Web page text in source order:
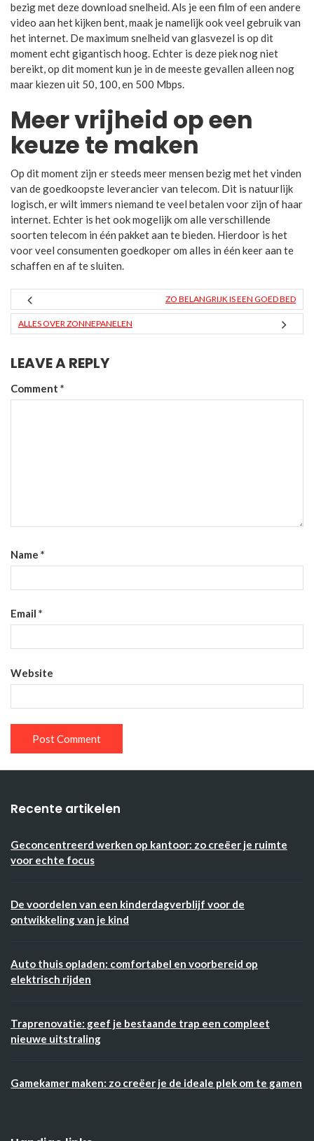
bezig met deze download snelheid. Als je een film of een andere
video aan het kijken bent, maak je namelijk ook veel gebruik van
het internet. De maximum snelheid van glasvezel is op dit
moment echt gigantisch hoog. Echter is deze piek nog niet
bereikt, op dit moment kun je in de meeste gevallen alleen nog
maar kiezen uit 50, 100, en 500 Mbps.
Meer vrijheid op een
keuze te maken
Op dit moment zijn er steeds meer mensen bezig met het vinden
van de goedkoopste leverancier van telecom. Dit is natuurlijk
logisch, er wilt immers niemand te veel betalen voor zijn of haar
internet. Echter is het ook mogelijk om alle verschillende
soorten telecom in één pakket aan te bieden. Hierdoor is het
voor veel consumenten goedkoper om alles in één keer aan te
schaffen en af te sluiten.
ZO BELANGRIJK IS EEN GOED BED
ALLES OVER ZONNEPANELEN
LEAVE A REPLY
Comment *
Name *
Email *
Website
Recente artikelen
Geconcentreerd werken op kantoor: zo creëer je ruimte
voor echte focus
De voordelen van een kinderdagverblijf voor de
ontwikkeling van je kind
Auto thuis opladen: comfortabel en voorbereid op
elektrisch rijden
Traprenovatie: geef je bestaande trap een compleet
nieuwe uitstraling
Gamekamer maken: zo creëer je de ideale plek om te gamen